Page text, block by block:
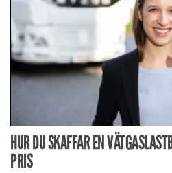
HUR DU SKAFFAR EN
PRIS